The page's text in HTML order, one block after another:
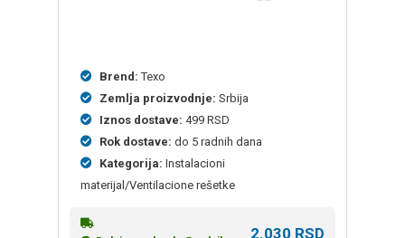
Brend: Texo
Zemlja proizvodnje: Srbija
Iznos dostave: 499 RSD
Rok dostave: do 5 radnih dana
Kategorija: Instalacioni
materijal/Ventilacione rešetke
2.030 RSD